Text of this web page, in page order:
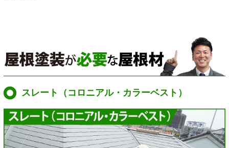
スレート（コロニアル・カラーベスト）